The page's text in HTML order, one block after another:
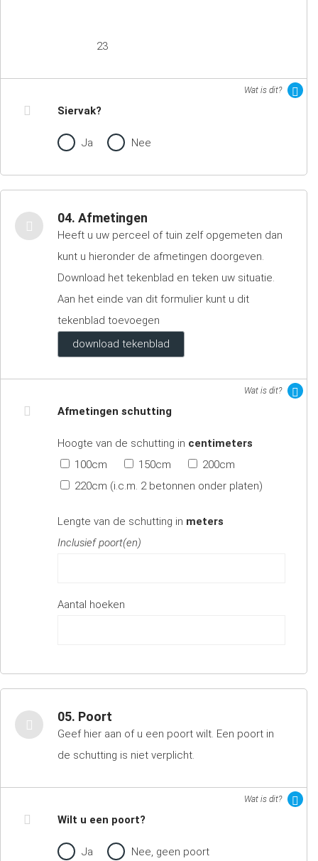
23
Wat is dit?
Siervak?
Ja Nee
04. Afmetingen
Heeft u uw perceel of tuin zelf opgemeten dan
kunt u hieronder de afmetingen doorgeven.
Download het tekenblad en teken uw situatie.
Aan het einde van dit formulier kunt u dit
tekenblad toevoegen
download tekenblad
Wat is dit?
Afmetingen schutting
Hoogte van de schutting in centimeters
100cm
150cm
200cm
220cm (i.c.m. 2 betonnen onder platen)
Lengte van de schutting in meters
Inclusief poort(en)
Aantal hoeken
05. Poort
Geef hier aan of u een poort wilt. Een poort in
de schutting is niet verplicht.
Wat is dit?
Wilt u een poort?
Ja Nee, geen poort